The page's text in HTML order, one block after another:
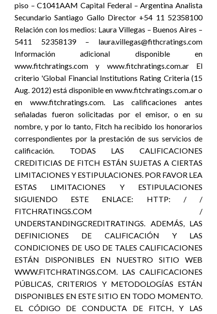
piso – C1041AAM Capital Federal – Argentina Analista
Secundario Santiago Gallo Director +54 11 52358100
Relación con los medios: Laura Villegas – Buenos Aires –
5411 52358139 – laura.villegas@fithcratings.com
Información adicional disponible en
www.fitchratings.com y www.fitchratings.com.ar El
criterio 'Global Financial Institutions Rating Criteria (15
Aug. 2012) está disponible en www.fitchratings.com.ar o
en www.fitchratings.com. Las calificaciones antes
señaladas fueron solicitadas por el emisor, o en su
nombre, y por lo tanto, Fitch ha recibido los honorarios
correspondientes por la prestación de sus servicios de
calificación. TODAS LAS CALIFICACIONES
CREDITICIAS DE FITCH ESTÁN SUJETAS A CIERTAS
LIMITACIONES Y ESTIPULACIONES. POR FAVOR LEA
ESTAS LIMITACIONES Y ESTIPULACIONES
SIGUIENDO ESTE ENLACE: HTTP: / /
FITCHRATINGS.COM /
UNDERSTANDINGCREDITRATINGS. ADEMÁS, LAS
DEFINICIONES DE CALIFICACIÓN Y LAS
CONDICIONES DE USO DE TALES CALIFICACIONES
ESTÁN DISPONIBLES EN NUESTRO SITIO WEB
WWW.FITCHRATINGS.COM. LAS CALIFICACIONES
PÚBLICAS, CRITERIOS Y METODOLOGÍAS ESTÁN
DISPONIBLES EN ESTE SITIO EN TODO MOMENTO.
EL CÓDIGO DE CONDUCTA DE FITCH, Y LAS